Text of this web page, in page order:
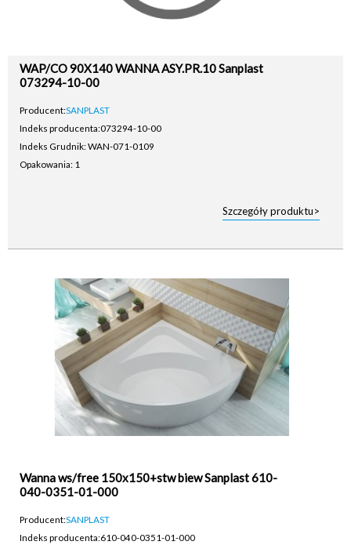
WAP/CO 90X140 WANNA ASY.PR.10 Sanplast
073294-10-00
Producent:SANPLAST
Indeks producenta:073294-10-00
Indeks Grudnik: WAN-071-0109
Opakowania: 1
Szczegóły produktu>
Wanna ws/free 150x150+stw biew Sanplast 610-
040-0351-01-000
Producent:SANPLAST
Indeks producenta:610-040-0351-01-000